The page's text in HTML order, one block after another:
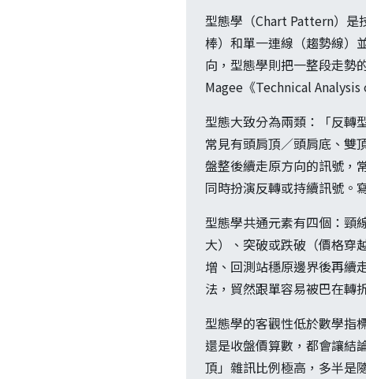
型態學（Chart Pattern）是
棒）和單一連線（趨勢線）
向，型態學則把一整段走勢
Magee《Technical
型態大致分為兩類：「反轉
常見有頭肩頂／頭肩底、雙
盤整後續走原方向的訊號，
同時扮演反轉或持續訊號。
型態學共通元素有四個：頸
大）、突破或跌破（價格穿
增、回測站穩原邊界後再續
法，貿然跟單容易被巴在轉
型態學的客觀性低於數學指
還是收盤價算數，都會讓結
頂」雜訊比例極高，多半是